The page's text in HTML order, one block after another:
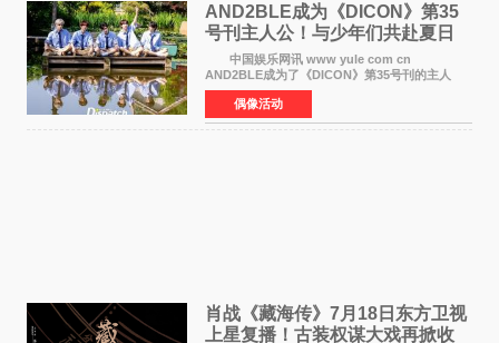
AND2BLE成为《DICON》第35
号刊主人公！与少年们共赴夏日
之约
中国娱乐网讯 www yule com cn
AND2BLE成为了《DICON》第35号刊的主人
公，本期标题为And The Summer。作为出道后
首次担任杂志画报主角的完整体，AND2BLE用清
澈的少年感与全新的夏天相遇了
偶像活动
肖战《藏海传》7月18日东方卫视
上星复播！古装权谋大戏再掀收